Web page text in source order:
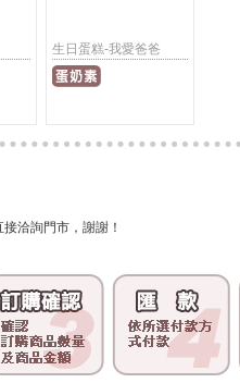
生日蛋糕-我愛爸爸
洽詢門市，謝謝！